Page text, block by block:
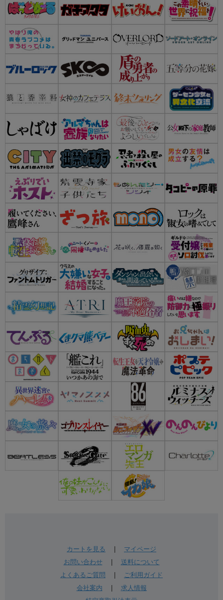
カートを見る
マイページ
お問い合わせ| 送料について
よくあるご質問
ご利用ガイド
会社案内
求人情報